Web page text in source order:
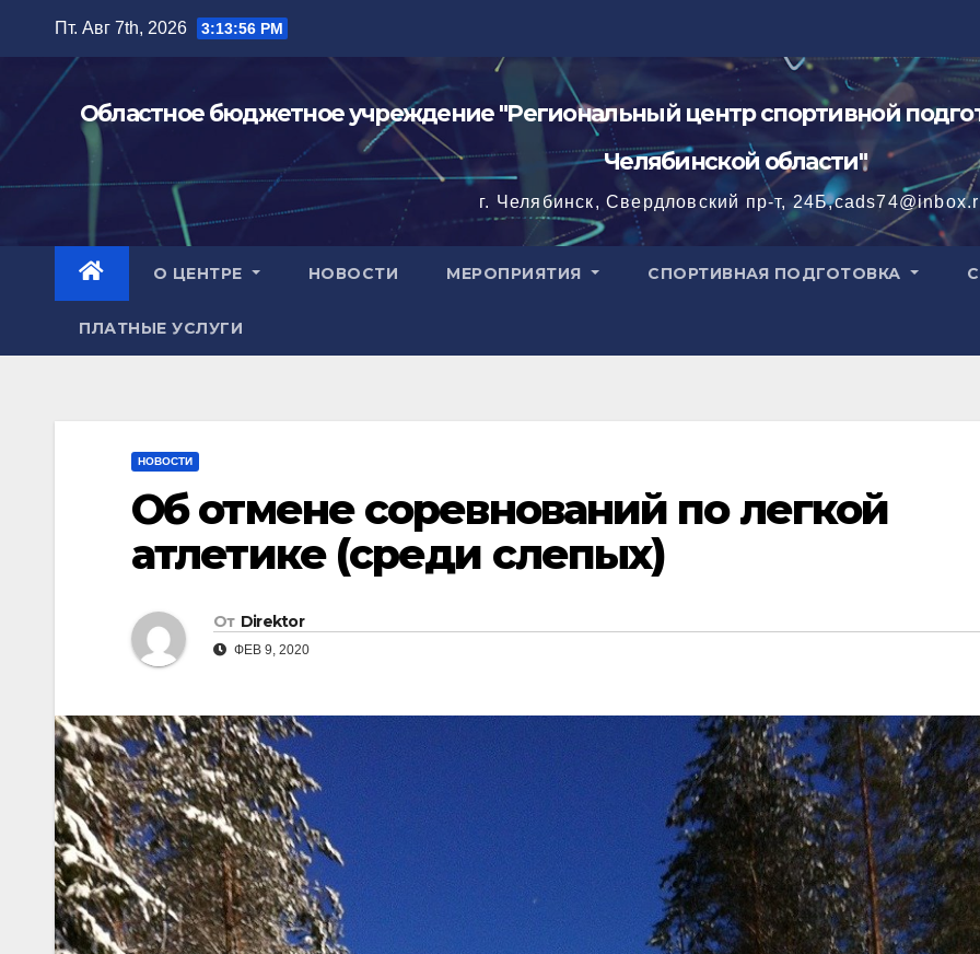
содержимому
Пт. Авг 7th, 2026 3:13:58 PM
Областное бюджетное учреждение "Региональный центр спортивной
Челябинской области"
г. Челябинск, Свердловский пр-т,
О ЦЕНТРЕ НОВОСТИ МЕРОПРИЯТИЯ СПОРТИВНАЯ ПОДГОТОВКА
ПЛАТНЫЕ УСЛУГИ
НОВОСТИ
Об отмене соревнований по легкой
атлетике (среди слепых)
От Direktor
ФЕВ 9, 2020